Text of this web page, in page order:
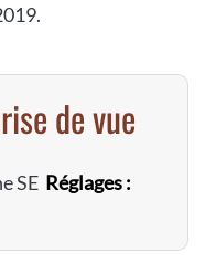
de vue
SE Réglages :